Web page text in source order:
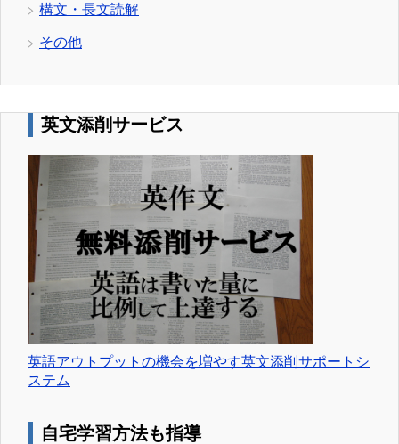
構文・長文読解
その他
英文添削サービス
英語アウトプットの機会を増やす英文添削サポートシ
ステム
自宅学習方法も指導